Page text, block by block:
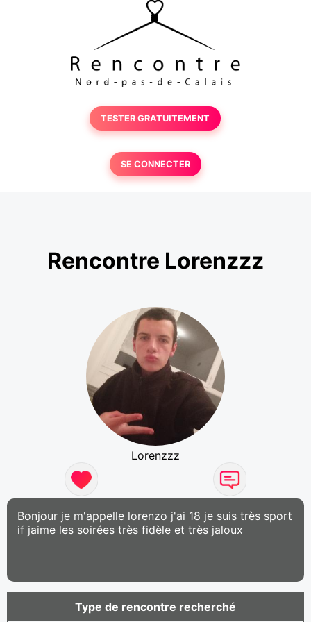
TESTER GRATUITEMENT
SE CONNECTER
Rencontre Lorenzzz
Lorenzzz
Bonjour je m'appelle lorenzo j'ai 18 je suis très sport
if jaime les soirées très fidèle et très jaloux
Type de rencontre recherché